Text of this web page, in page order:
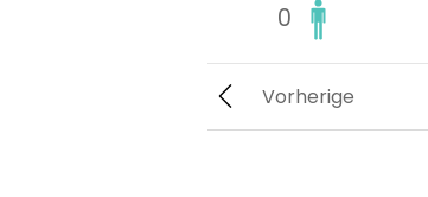
0
Vorherige